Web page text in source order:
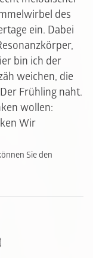
des
ein. Dabei
bin ich der
weichen, die
Frühling naht.
wollen:
Wir
Sie den